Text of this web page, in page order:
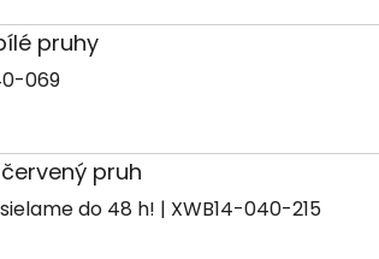
pruhy
069
pruh
| XWB14-040-215